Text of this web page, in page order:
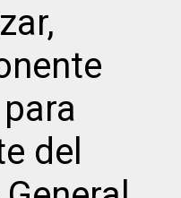
del